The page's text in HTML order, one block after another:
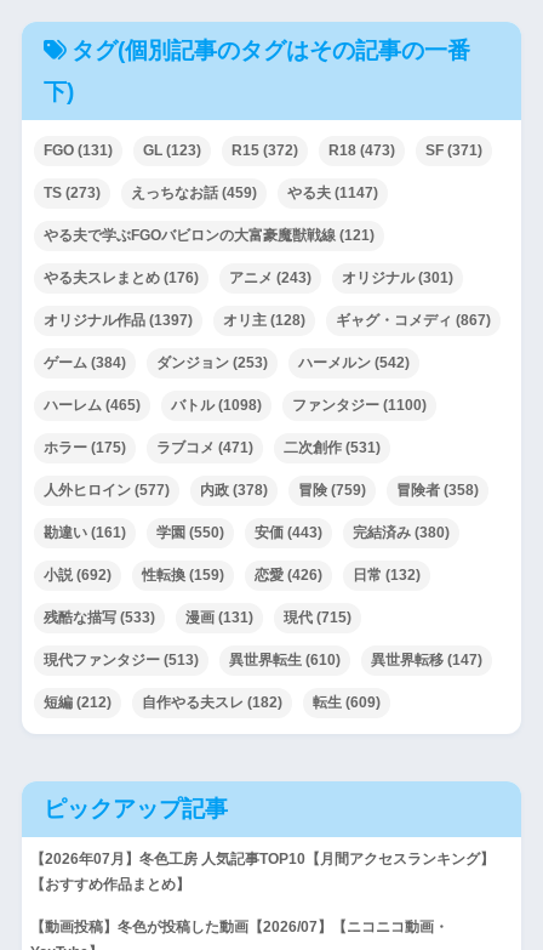
タグ(個別記事のタグはその記事の一番
下)
FGO(131) GL(123) R15(372) R18(473) SF(371)
TS(273) えっちなお話(459) やる夫(1147)
やる夫で学ぶFGOバビロンの大富豪魔獣戦線(121)
やる夫スレまとめ(176) アニメ (243) オリジナル(301)
オリジナル作品(1397) オリ主(128) ギャグ・コメディ (867)
ゲーム(384) ダンジョン(253) ハーメルン(542)
ハーレム(465) バトル(1098) ファンタジー(1100)
ホラー(175) ラブコメ (471) 二次創作(531)
人外ヒロイン(577) 内政(378) 冒険(759) 冒険者(358)
勘違い(161) 学園 (550) 安価(443) 完結済み(380)
小説(692) 性転換(159) 恋愛(426) 日常 (132)
残酷な描写(533) 漫画(131) 現代(715)
現代ファンタジー(513) 異世界転生(610) 異世界転移(147)
短編(212) 自作やる夫スレ (182) 転生(609)
ピックアップ記事
【2026年07月】冬色工房 人気記事TOP10【月間アクセスランキング】
【おすすめ作品まとめ】
【動画投稿】冬色が投稿した動画【2026/07】【ニコニコ動画・